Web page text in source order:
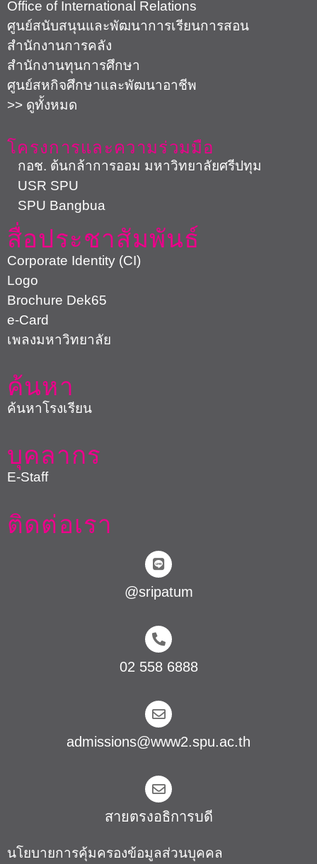
Office of International Relations
ศูนย์สนับสนุนและพัฒนาการเรียนการสอน
สำนักงานการคลัง
สำนักงานทุนการศึกษา
ศูนย์สหกิจศึกษาและพัฒนาอาชีพ
>> ดูทั้งหมด
โครงการและความร่วมมือ
ช. ต้นกล้าการออม มหาวิทยาลัยศรีปทุม
SPU
Bangbua
สื่อประชาสัมพันธ์
Corporate Identity (CI)
Logo
Brochure Dek65
e-Card
เพลงมหาวิทยาลัย
ค้นหา
ค้นหาโรงเรียน
บุคลากร
E-Staff
ติดต่อเรา
@sripatum
02 558 6888
admissions@www2.spu.ac.th
สายตรงอธิการบดี​
นโยบายการคุ้มครองข้อมูลส่วนบุคคล